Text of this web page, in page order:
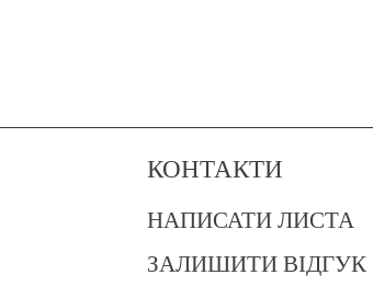
КОНТАКТИ
НАПИСАТИ ЛИСТА
ЗАЛИШИТИ ВІДГУК